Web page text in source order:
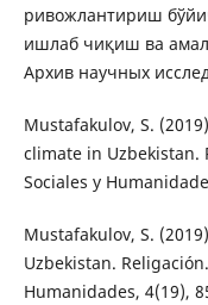
ривожлантириш
ишлаб чиқиш ва
Архив научных
Mustafakulov, S.
climate in Uzbekistan.
Sociales y
Mustafakulov, S.
Uzbekistan.
Humanidades, 4(19),